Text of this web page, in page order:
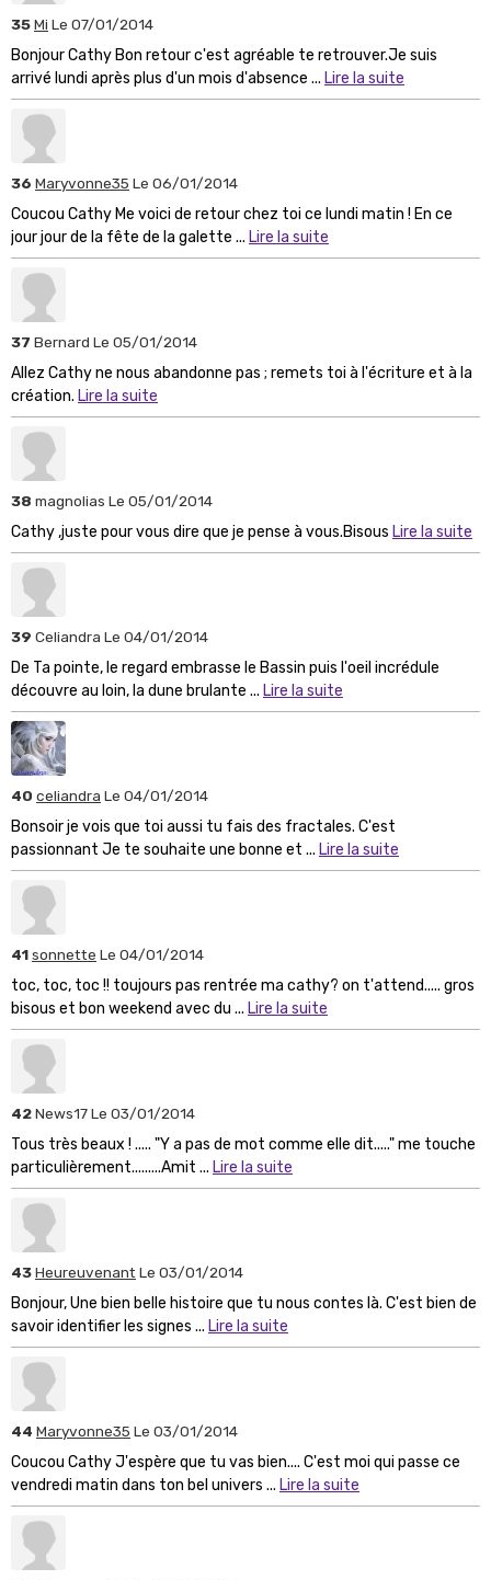
35Mi Le 07/01/2014
Bonjour Cathy Bon retour c'est agréable te retrouver.Je suis
arrivé lundi après plus d'un mois d'absence ... Lire la suite
36 Maryvonne35 Le 06/01/2014
Coucou Cathy Me voici de retour chez toi ce lundi matin ! En ce
jour jour de la fête de la galette ... Lire la suite
37 Bernard Le 05/01/2014
Allez Cathy ne nous abandonne pas ; remets toi à l'écriture et à la
création. Lire la suite
38 magnolias Le 05/01/2014
Cathy ,juste pour vous dire que je pense à vous.Bisous Lire la suite
39 Celiandra Le 04/01/2014
De Ta pointe, le regard embrasse le Bassin puis l'oeil incrédule
découvre au loin, la dune brulante ... Lire la suite
40 celiandra Le 04/01/2014
Bonsoir je vois que toi aussi tu fais des fractales. C'est
passionnant Je te souhaite une bonne et ... Lire la suite
41sonnette Le 04/01/2014
toc, toc, toc !! toujours pas rentrée ma cathy? on t'attend..... gros
bisous et bon weekend avec du ... Lire la suite
42News17Le 03/01/2014
Tous très beaux ! ..... "Y a pas de mot comme elle dit....." me touche
particulièrement.........Amit ... Lire la suite
43HeureuvenantLe 03/01/2014
Bonjour, Une bien belle histoire que tu nous contes là. C'est bien de
savoir identifier les signes ... Lire la suite
44 Maryvonne35 Le 03/01/2014
Coucou Cathy J'espère que tu vas bien.... C'est moi qui passe ce
vendredi matin dans ton bel univers ... Lire la suite